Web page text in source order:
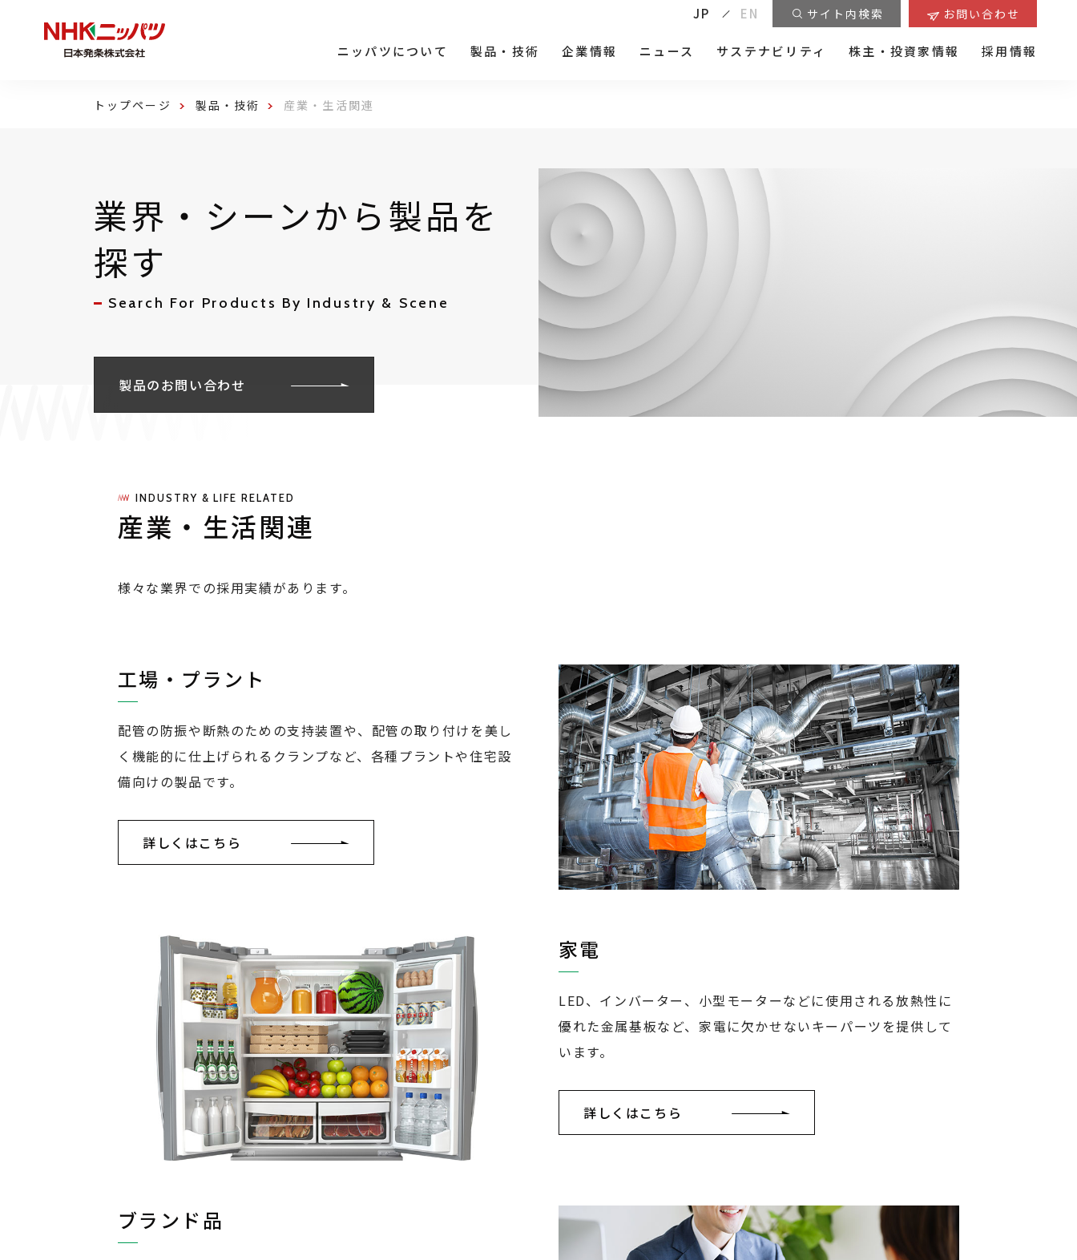
JP EN サイト内検索 お問い合わせ
ニッパツについて 製品・技術 企業情報 ニュース サステナビリティ 株主・投資家情報 採用情報
トップページ 製品・技術 産業・生活関連
業界・シーンから製品を
探す
Search For Products By Industry & Scene
製品のお問い合わせ
INDUSTRY & LIFE RELATED
産業・生活関連
様々な業界での採用実績があります。
工場・プラント
配管の防振や断熱のための支持装置や、配管の取り付けを美し
く機能的に仕上げられるクランプなど、各種プラントや住宅設
備向けの製品です。
詳しくはこちら
家電
LED、インバーター、小型モーターなどに使用される放熱性に
優れた金属基板など、家電に欠かせないキーパーツを提供して
います。
詳しくはこちら
ブランド品